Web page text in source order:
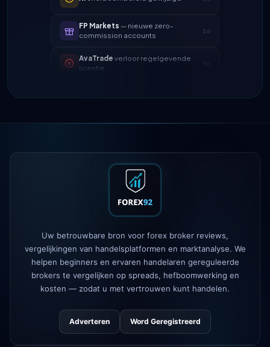
commission accounts
licentie
hefboombeleid gewijzigd
FP Markets— nieuwe zero-
commission accounts
AvaTradeverloor regelgevende
licentie
Tickmillopnamesnelheid nu 24u 4d
Uw betrouwbare bron voor forex broker reviews,
vergelijkingen van handelsplatformen en marktanalyse. We
helpen beginners en ervaren handelaren gereguleerde
brokers te vergelijken op spreads, hefboomwerking en
kosten — zodat u met vertrouwen kunt handelen.
Adverteren Word Geregistreerd